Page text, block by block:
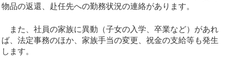
物品の返還、赴任先への勤務状況の連絡があります。
また、社員の家族に異動（子女の入学、卒業など）があれ
ば、法定事務のほか、家族手当の変更、祝金の支給等も発生
します。